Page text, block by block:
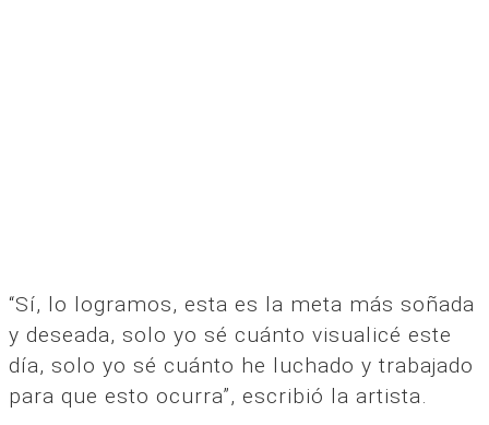
“Sí, lo logramos, esta es la meta más soñada
y deseada, solo yo sé cuánto visualicé este
día, solo yo sé cuánto he luchado y trabajado
para que esto ocurra”, escribió la artista.